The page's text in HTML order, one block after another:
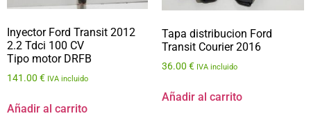
Inyector Ford Transit 2012
2.2 Tdci 100 CV
Tipo motor DRFB
141.00 € IVA incluido
Añadir al carrito
Tapa distribucion Ford
Transit Courier 2016
36.00 € IVA incluido
Añadir al carrito